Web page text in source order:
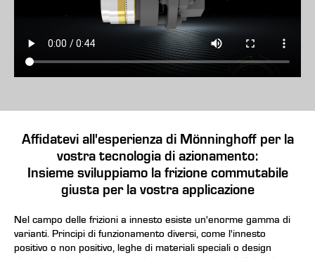
Affidatevi all'esperienza di Mönninghoff per la
vostra tecnologia di azionamento:
Insieme sviluppiamo la frizione commutabile
giusta per la vostra applicazione
Nel campo delle frizioni a innesto esiste un'enorme gamma di
varianti. Principi di funzionamento diversi, come l'innesto
positivo o non positivo, leghe di materiali speciali o design